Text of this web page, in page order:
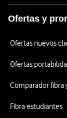
Ofertas y
Ofertas nuevos
Ofertas
Comparador fibra
Fibra estudiantes